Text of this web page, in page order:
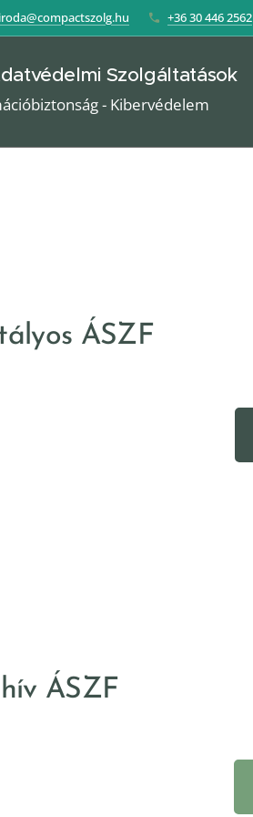
iroda@compactszolg.hu +36 30 446 2562
Szolgáltatások
- Kibervédelem
ÁSZF
ÁSZF